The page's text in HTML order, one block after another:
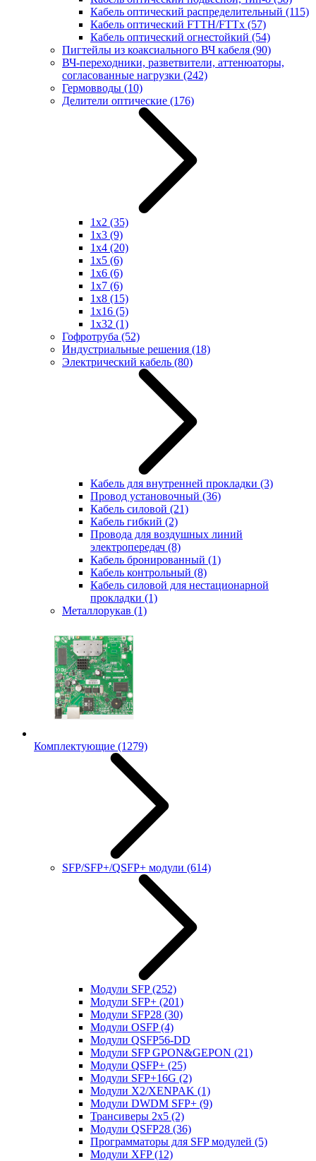
Кабель оптический распределительный (115)
Кабель оптический FTTH/FTTx (57)
Кабель оптический огнестойкий (54)
Пигтейлы из коаксиального ВЧ кабеля (90)
ВЧ-переходники, разветвители, аттенюаторы,
согласованные нагрузки (242)
Гермовводы (10)
Делители оптические (176)
1x2 (35)
1x3 (9)
1x4 (20)
1x5 (6)
1x6 (6)
1x7 (6)
1x8 (15)
1x16 (5)
1x32 (1)
Гофротруба (52)
Индустриальные решения (18)
Электрический кабель (80)
Кабель для внутренней прокладки (3)
Провод установочный (36)
Кабель силовой (21)
Кабель гибкий (2)
Провода для воздушных линий
электропередач (8)
Кабель бронированный (1)
Кабель контрольный (8)
Кабель силовой для нестационарной
прокладки (1)
Металлорукав (1)
Комплектующие (1279)
SFP/SFP+/QSFP+ модули (614)
Модули SFP(252)
Модули SFP+ (201)
Модули SFP28 (30)
Модули OSFP(4)
Модули QSFP56-DD
Модули SFP GPON&GEPON (21)
Модули QSFP+ (25)
Модули SFP+16G (2)
Модули X2/XENPAK (1)
Модули DWDM SFP+ (9)
Трансиверы 2x5 (2)
Модули QSFP28 (36)
Программаторы для SFP модулей (5)
Модули XFP(12)